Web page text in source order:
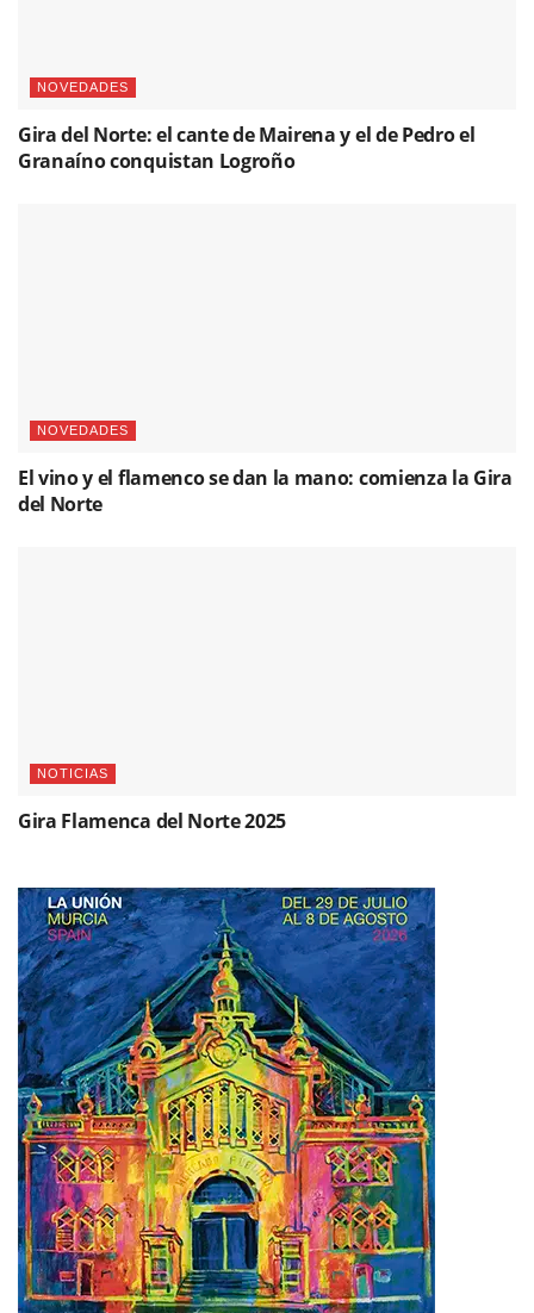
NOVEDADES
Gira del Norte: el cante de Mairena y el de Pedro el
Granaíno conquistan Logroño
NOVEDADES
El vino y el flamenco se dan la mano: comienza la Gira
del Norte
NOTICIAS
Gira Flamenca del Norte 2025